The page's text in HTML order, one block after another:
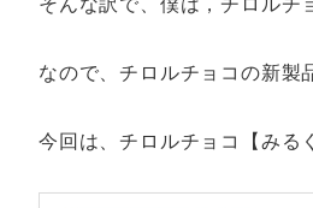
なので、チロルチョコの新製
今回は、チロルチョコ【みる